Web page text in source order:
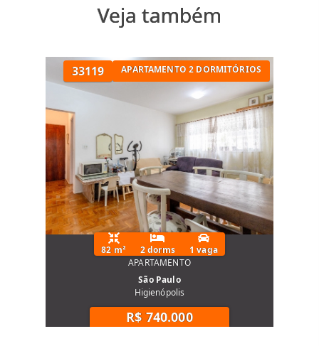
Veja também
33119 APARTAMENTO 2 DORMITÓRIOS
82 m² 2 dorms
1 vaga
APARTAMENTO
São Paulo
Higienópolis
R$ 740.000